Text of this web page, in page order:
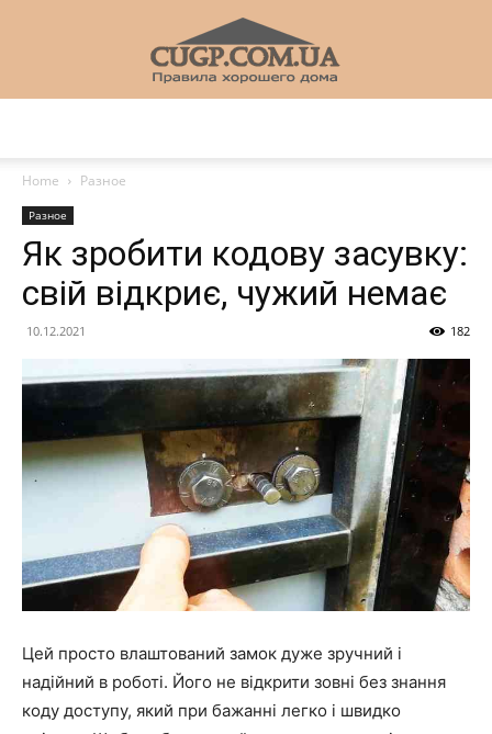
Home Разное
Разное
Як зробити кодову засувку:
свій відкриє, чужий немає
10.12.2021 182
Цей просто влаштований замок дуже зручний і
надійний в роботі. Його не відкрити зовні без знання
коду доступу, який при бажанні легко і швидко